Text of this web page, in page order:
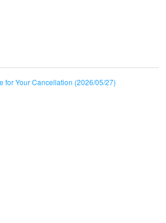
for Your Cancellation (2026/05/27)